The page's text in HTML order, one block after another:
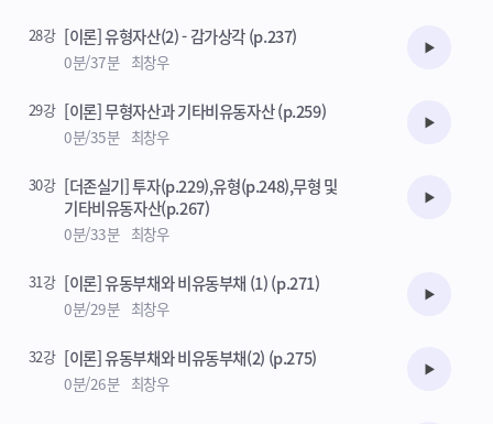
28강 [이론] 유형자산(2) - 감가상각 (p.237)
0분/37분 최창우 수강준비
29강 [이론] 무형자산과 기타비유동자산 (p.259)
0분/35분 최창우 수강준비
30강 [더존실기] 투자(p.229),유형(p.248),무형 및
기타비유동자산(p.267)
0분/33분 최창우
수강준비
31강 [이론] 유동부채와 비유동부채 (1) (p.271)
0분/29분 최창우 수강준비
32강 [이론] 유동부채와 비유동부채(2) (p.275)
0분/26분 최창우 수강준비